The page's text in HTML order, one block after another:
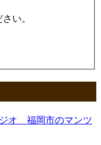
い。